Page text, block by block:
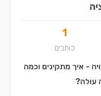
1
כותבים
- איך מתקינים וכמה
עולה?